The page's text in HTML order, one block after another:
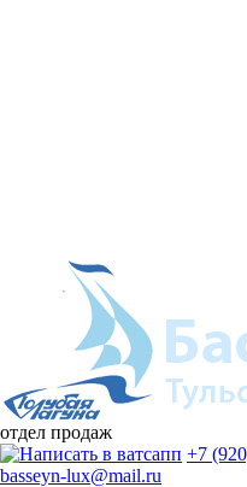
отдел продаж
+7
basseyn-lux@mail.ru